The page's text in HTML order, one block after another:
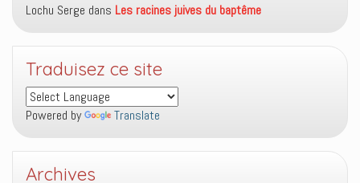
Lochu Serge dans Les racines juives du baptême
Traduisez ce site
Powered by Translate
Archives